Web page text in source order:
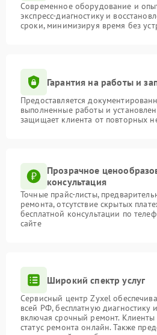
Современное оборудование и
экспресс-диагностику и
сроки, минимизируя время без
Гарантия на работы и
Предоставляется
выполненные работы и
защищает клиента от повторных
Прозрачное
консультация
Точные прайс-листы,
ремонта, отсутствие скрытых
бесплатной консультации по
сайте
Широкий спектр услуг
Сервисный центр Zyxel
всей РФ, бесплатную диагностику
включая срочный ремонт. Клиенты
статус ремонта онлайн. Также